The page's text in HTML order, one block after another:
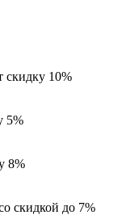
скидку 10%
5%
8%
скидкой до 7%